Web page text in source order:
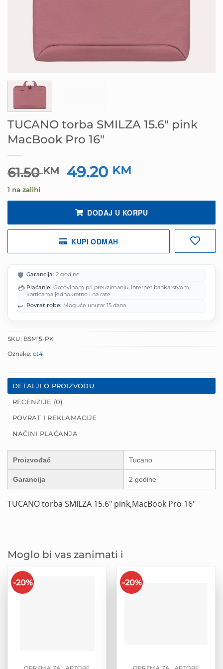
TUCANO torba SMILZA 15.6″ pink
MacBook Pro 16″
61.50KM
Izvorna
cijena
je:
61.50 KM.
49.20 KM
49.20 KM.
1 na zalihi
DODAJ U KORPU
KUPI ODMAH
🛡️ Garancija: 2 godine
💳 Plaćanje: Gotovinom pri preuzimanju, internet bankarstvom,
karticama jednokratno i na rate
↩️ Povrat robe: Moguće unutar 15 dana
SKU: BSM15-PK
Oznake: ct4
DETALJI O PROIZVODU
RECENZIJE (0)
POVRAT I REKLAMACIJE
NAČINI PLAĆANJA
Proizvođač Tucano
Garancija 2 godine
TUCANO torba SMILZA 15.6″ pink,MacBook Pro 16″
Moglo bi vas zanimati i
-20% -20%